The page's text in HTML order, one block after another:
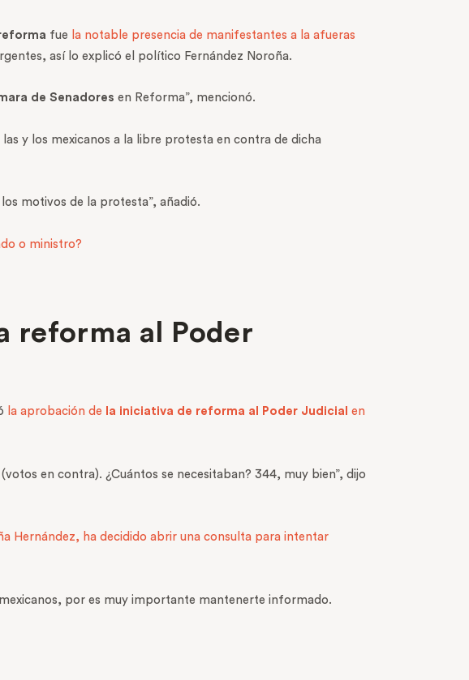
fue la notable presencia de manifestantes a la afueras
así lo explicó el político Fernández Noroña.
de Senadores en Reforma”, mencionó.
y los mexicanos a la libre protesta en contra de dicha
motivos de la protesta”, añadió.
o ministro?
reforma al Poder
la aprobación de la iniciativa de reforma al Poder Judicial en
en contra). ¿Cuántos se necesitaban? 344, muy bien”, dijo
Hernández, ha decidido abrir una consulta para intentar
por es muy importante mantenerte informado.